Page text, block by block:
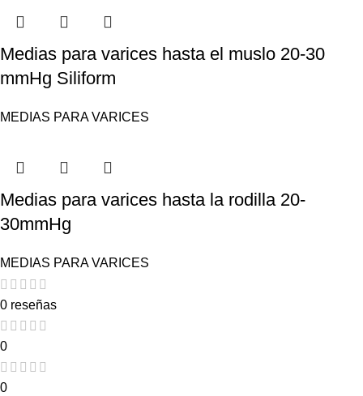
Medias para varices hasta el muslo 20-30
mmHg Siliform
MEDIAS PARA VARICES
Medias para varices hasta la rodilla 20-
30mmHg
MEDIAS PARA VARICES
0 reseñas
0
0